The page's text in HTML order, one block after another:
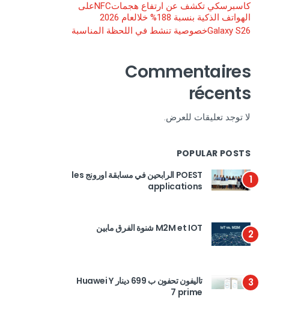
كاسبرسكي تكشف عن ارتفاع هجماتNFCعلى
الهواتف الذكية بنسبة 188% خلالعام 2026
Galaxy S26خصوصية تنشط في اللحظة المناسبة
Commentaires
récents
لا توجد تعليقات للعرض.
POPULAR POSTS
1
POEST الرابحين في مسابقة اورونج les
applications
2 M2M et IOT شنوة الفرق مابين
3
تاليفون تحفون ب 699 دينار Huawei Y
7 prime